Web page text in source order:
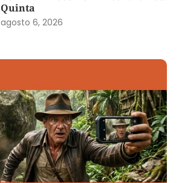
Quinta
agosto 6, 2026